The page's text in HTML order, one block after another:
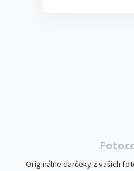
Originálne darčeky z vašich